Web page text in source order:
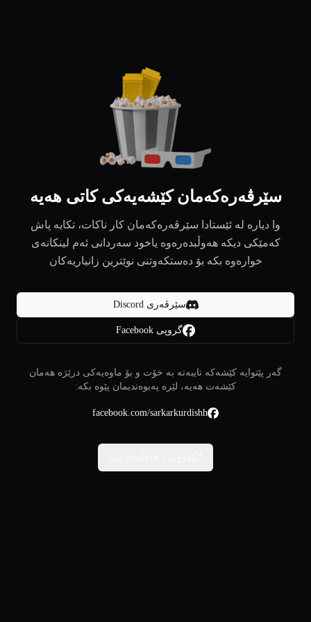
سێرڤەرەکەمان کێشەیەکی کاتی هەیە
وا دیارە لە ئێستادا سێرڤەرەکەمان کار ناکات، تکایە پاش
کەمێکی دیکە هەوڵبدەرەوە یاخود سەردانی ئەم لینکانەی
خوارەوە بکە بۆ دەستکەوتنی نوێترین زانیاریەکان
سێرڤەری Discord
گروپی Facebook
گەر پێتوایە کێشەکە تایبەتە بە خۆت و بۆ ماوەیەکی درێژە هەمان
کێشەت هەیە، لێرە پەیوەندیمان پێوە بکە:
facebook.com/sarkarkurdishh